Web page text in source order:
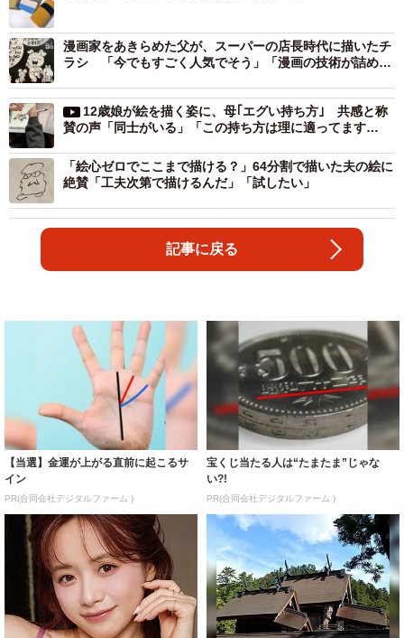
漫画家をあきらめた父が、スーパーの店長時代に描いたチ
ラシ 「今でもすごく人気でそう」「漫画の技術が詰め込
12歳娘が絵を描く姿に、母｢エグい持ち方｣ 共感と称
賛の声「同士がいる」「この持ち方は理に適ってます
「絵心ゼロでここまで描ける？」64分割で描いた夫の絵に
絶賛「工夫次第で描けるんだ」「試したい」
記事に戻る
【当選】金運が上がる直前に起こるサ
イン
PR(合同会社デジタルファーム )
宝くじ当たる人は“たまたま”じゃな
い?!
PR(合同会社デジタルファーム )